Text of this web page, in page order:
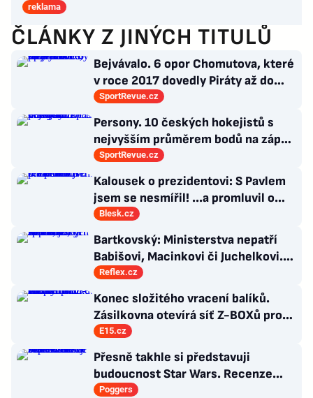
reklama
ČLÁNKY Z JINÝCH TITULŮ
Bejvávalo. 6 opor Chomutova, které
v roce 2017 dovedly Piráty až do
semifinále play-off
SportRevue.cz
Persony. 10 českých hokejistů s
nejvyšším průměrem bodů na zápas
v historii německé DEL
SportRevue.cz
Kalousek o prezidentovi: S Pavlem
jsem se nesmířil! ...a promluvil o
návratu
Blesk.cz
Bartkovský: Ministerstva nepatří
Babišovi, Macinkovi či Juchelkovi.
Přestaňte útočit, jste jen správci
Reflex.cz
Konec složitého vracení balíků.
Zásilkovna otevírá síť Z-BOXů pro
vratky tisíců e-shopů
E15.cz
Přesně takhle si představuji
budoucnost Star Wars. Recenze
Star Wars: The Ninth Jedi
Poggers